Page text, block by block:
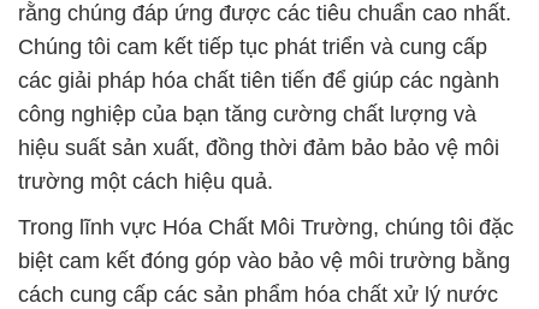
rằng chúng đáp ứng được các tiêu chuẩn cao nhất.
Chúng tôi cam kết tiếp tục phát triển và cung cấp
các giải pháp hóa chất tiên tiến để giúp các ngành
công nghiệp của bạn tăng cường chất lượng và
hiệu suất sản xuất, đồng thời đảm bảo bảo vệ môi
trường một cách hiệu quả.
Trong lĩnh vực Hóa Chất Môi Trường, chúng tôi đặc
biệt cam kết đóng góp vào bảo vệ môi trường bằng
cách cung cấp các sản phẩm hóa chất xử lý nước